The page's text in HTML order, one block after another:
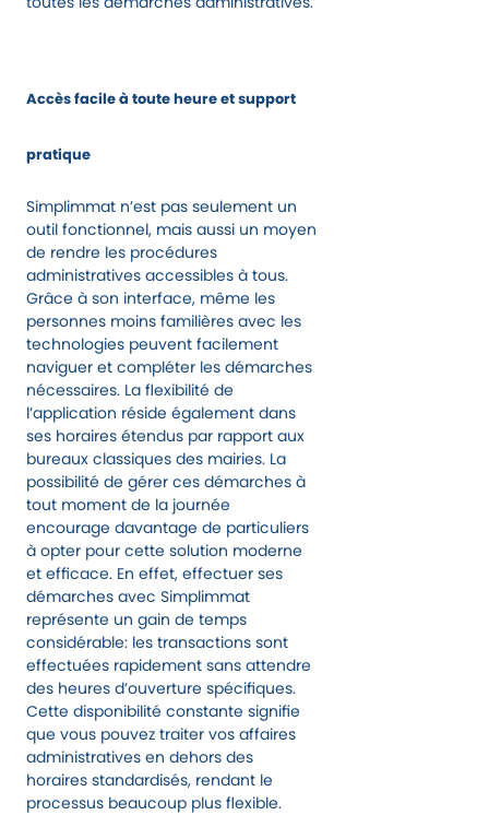
Accès facile à toute heure et support
pratique
Simplimmat n’est pas seulement un
outil fonctionnel, mais aussi un moyen
de rendre les procédures
administratives accessibles à tous.
Grâce à son interface, même les
personnes moins familières avec les
technologies peuvent facilement
naviguer et compléter les démarches
nécessaires. La flexibilité de
l’application réside également dans
ses horaires étendus par rapport aux
bureaux classiques des mairies. La
possibilité de gérer ces démarches à
tout moment de la journée
encourage davantage de particuliers
à opter pour cette solution moderne
et efficace. En effet, effectuer ses
démarches avec Simplimmat
représente un gain de temps
considérable: les transactions sont
effectuées rapidement sans attendre
des heures d’ouverture spécifiques.
Cette disponibilité constante signifie
que vous pouvez traiter vos affaires
administratives en dehors des
horaires standardisés, rendant le
processus beaucoup plus flexible.